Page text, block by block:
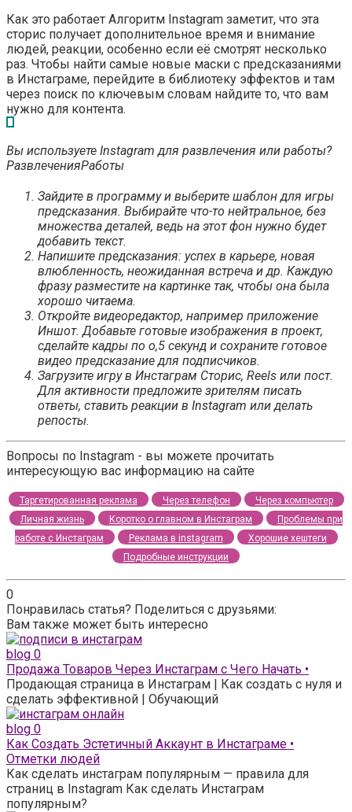
Как это работает Алгоритм Instagram заметит, что эта
сторис получает дополнительное время и внимание
людей, реакции, особенно если её смотрят несколько
раз. Чтобы найти самые новые маски с предсказаниями
в Инстаграме, перейдите в библиотеку эффектов и там
через поиск по ключевым словам найдите то, что вам
нужно для контента.
Вы используете Instagram для развлечения или работы?
РазвлеченияРаботы
Зайдите в программу и выберите шаблон для игры
предсказания. Выбирайте что-то нейтральное, без
множества деталей, ведь на этот фон нужно будет
добавить текст.
Напишите предсказания: успех в карьере, новая
влюбленность, неожиданная встреча и др. Каждую
фразу разместите на картинке так, чтобы она была
хорошо читаема.
Откройте видеоредактор, например приложение
Иншот. Добавьте готовые изображения в проект,
сделайте кадры по о,5 секунд и сохраните готовое
видео предсказание для подписчиков.
Загрузите игру в Инстаграм Сторис, Reels или пост.
Для активности предложите зрителям писать
ответы, ставить реакции в Instagram или делать
репосты.
Вопросы по Instagram - вы можете прочитать
интересующую вас информацию на сайте
Таргетированная реклама Через телефон
Через компьютер
Личная жизнь
Коротко о главном в Инстаграм
Проблемы при
работе с Инстаграм
Реклама в instagram
Хорошие хештеги
Подробные инструкции
0
Понравилась статья? Поделиться с друзьями:
Вам также может быть интересно
blog 0
Продажа Товаров Через Инстаграм с Чего Начать •
Продающая страница в Инстаграм | Как создать с нуля и
сделать эффективной | Обучающий
blog 0
Как Создать Эстетичный Аккаунт в Инстаграме •
Отметки людей
Как сделать инстаграм популярным — правила для
страниц в Instagram Как сделать Инстаграм
популярным?